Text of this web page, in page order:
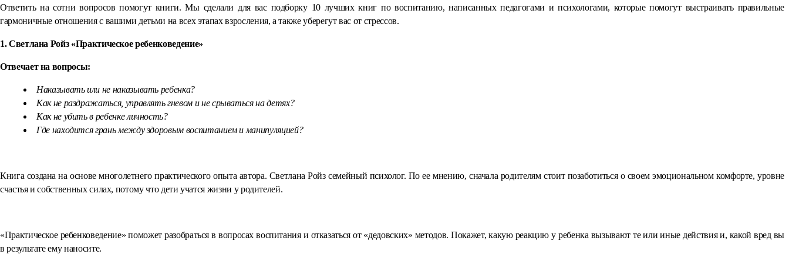
Ответить на сотни вопросов помогут книги. Мы сделали для вас подборку 10 лучших книг по воспитанию, написанных педагогами и психологами, которые помогут выстраивать правильные
гармоничные отношения с вашими детьми на всех этапах взросления, а также уберегут вас от стрессов.
1. Светлана Ройз «Практическое ребенковедение»
Отвечает на вопросы:
Наказывать или не наказывать ребенка?
Как не раздражаться, управлять гневом и не срываться на детях?
Как не убить в ребенке личность?
Где находится грань между здоровым воспитанием и манипуляцией?
Книга создана на основе многолетнего практического опыта автора. Светлана Ройз семейный психолог. По ее мнению, сначала родителям стоит позаботиться о своем эмоциональном комфорте, уровне
счастья и собственных силах, потому что дети учатся жизни у родителей.
«Практическое ребенковедение» поможет разобраться в вопросах воспитания и отказаться от «дедовских» методов. Покажет, какую реакцию у ребенка вызывают те или иные действия и, какой вред вы
в результате ему наносите.